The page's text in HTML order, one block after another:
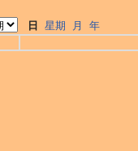
日 星期 月
年